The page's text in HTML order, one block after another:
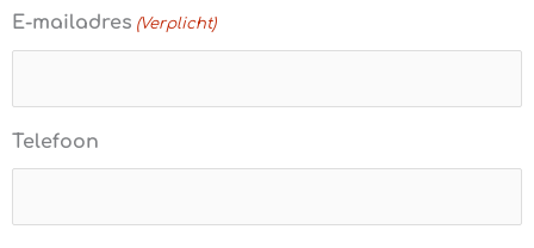
E-mailadres (Verplicht)
Telefoon